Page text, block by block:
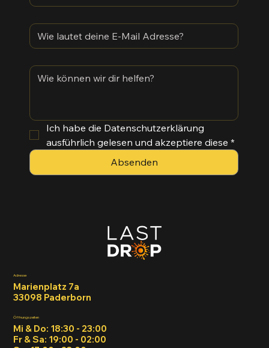
Ich habe die Datenschutzerklärung
ausführlich gelesen und akzeptiere diese *
Absenden
Adresse
Marienplatz 7a
33098 Paderborn
Öffnungszeiten
Mi & Do: 18:30 - 23:00
Fr & Sa: 19:00 - 02:00